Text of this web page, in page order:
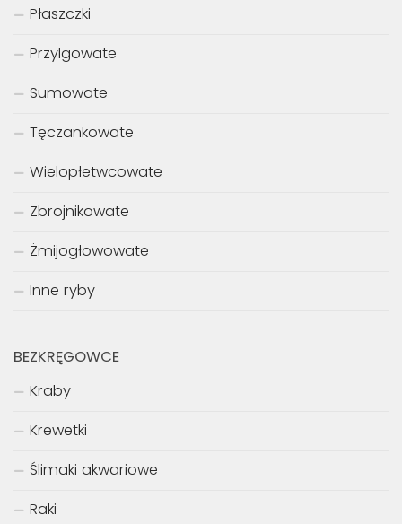
Płaszczki
Przylgowate
Sumowate
Tęczankowate
Wielopłetwcowate
Zbrojnikowate
Żmijogłowowate
Inne ryby
BEZKRĘGOWCE
Kraby
Krewetki
Ślimaki akwariowe
Raki